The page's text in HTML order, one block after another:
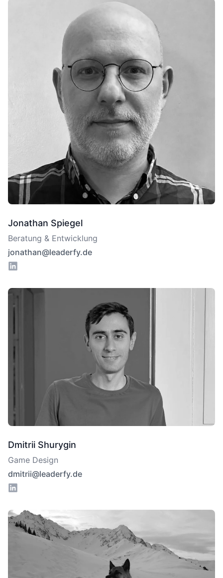
Jonathan Spiegel
Beratung & Entwicklung
jonathan@leaderfy.de
Dmitrii Shurygin
Game Design
dmitrii@leaderfy.de